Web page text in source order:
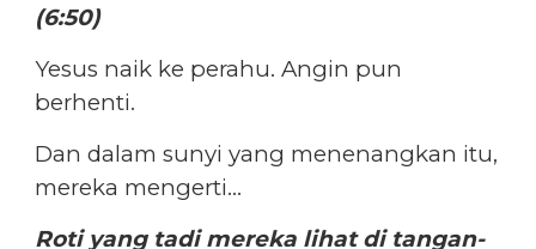
(6:50)
Yesus naik ke perahu. Angin pun
berhenti.
Dan dalam sunyi yang menenangkan itu,
mereka mengerti…
Roti yang tadi mereka lihat di tangan-